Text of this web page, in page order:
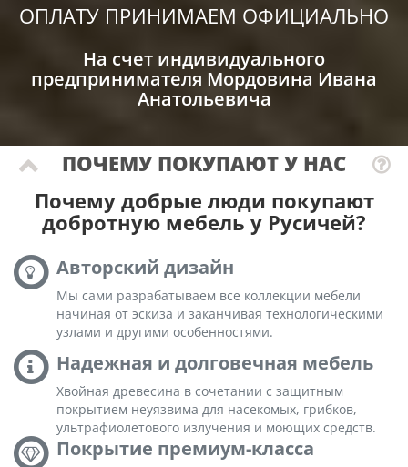
ОПЛАТУ ПРИНИМАЕМ ОФИЦИАЛЬНО
На счет индивидуального
предпринимателя Мордовина Ивана
Анатольевича
ПОЧЕМУ ПОКУПАЮТ У НАС
Почему добрые люди покупают
добротную мебель у Русичей?
Авторский дизайн
Мы сами разрабатываем все коллекции мебели
начиная от эскиза и заканчивая технологическими
узлами и другими особенностями.
Надежная и долговечная мебель
Хвойная древесина в сочетании с защитным
покрытием неуязвима для насекомых, грибков,
ультрафиолетового излучения и моющих средств.
Покрытие премиум-класса